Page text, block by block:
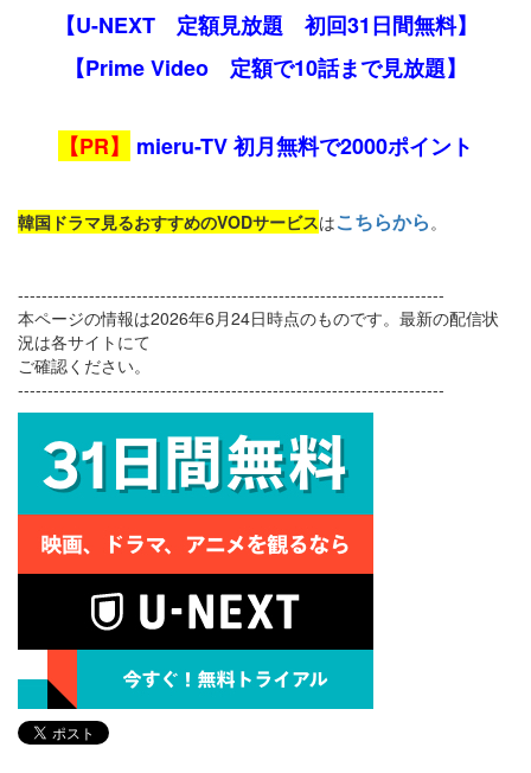
【U-NEXT 定額見放題 初回31日間無料】
【Prime Video 定額で10話まで見放題】
【PR】 mieru-TV 初月無料で2000ポイント
韓国ドラマ見るおすすめのVODサービスはこちらから。
------------------------------------------------------------------------
本ページの情報は2026年6月24日時点のものです。最新の配信状
況は各サイトにて
ご確認ください。
------------------------------------------------------------------------